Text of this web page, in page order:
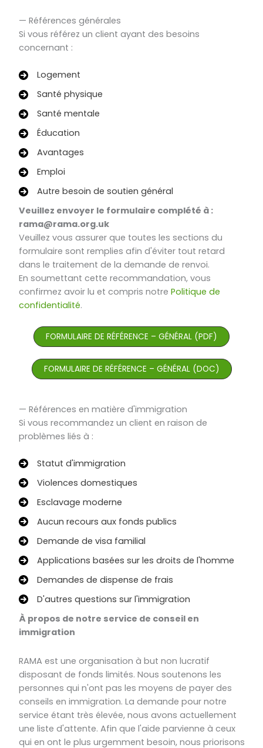
— Références générales
Si vous référez un client ayant des besoins
concernant :
Logement
Santé physique
Santé mentale
Éducation
Avantages
Emploi
Autre besoin de soutien général
Veuillez envoyer le formulaire complété à :
rama@rama.org.uk
Veuillez vous assurer que toutes les sections du
formulaire sont remplies afin d'éviter tout retard
dans le traitement de la demande de renvoi.
En soumettant cette recommandation, vous
confirmez avoir lu et compris notre Politique de
confidentialité.
FORMULAIRE DE RÉFÉRENCE – GÉNÉRAL (PDF)
FORMULAIRE DE RÉFÉRENCE – GÉNÉRAL (DOC)
— Références en matière d'immigration
Si vous recommandez un client en raison de
problèmes liés à :
Statut d'immigration
Violences domestiques
Esclavage moderne
Aucun recours aux fonds publics
Demande de visa familial
Applications basées sur les droits de l'homme
Demandes de dispense de frais
D'autres questions sur l'immigration
À propos de notre service de conseil en
immigration
RAMA est une organisation à but non lucratif
disposant de fonds limités. Nous soutenons les
personnes qui n'ont pas les moyens de payer des
conseils en immigration. La demande pour notre
service étant très élevée, nous avons actuellement
une liste d'attente. Afin que l'aide parvienne à ceux
qui en ont le plus urgemment besoin, nous priorisons